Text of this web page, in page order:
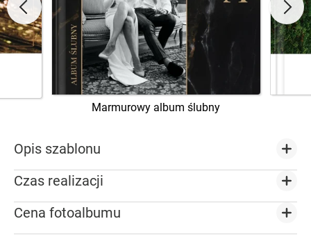
Marmurowy album ślubny
Opis szablonu
Czas realizacji
Cena fotoalbumu